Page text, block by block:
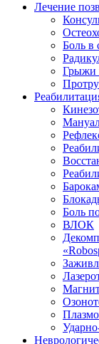
Лечение
Боль в
Грыжи
Боль
ВЛОК